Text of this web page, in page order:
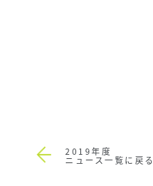
2019年度
ニュース一覧に戻る